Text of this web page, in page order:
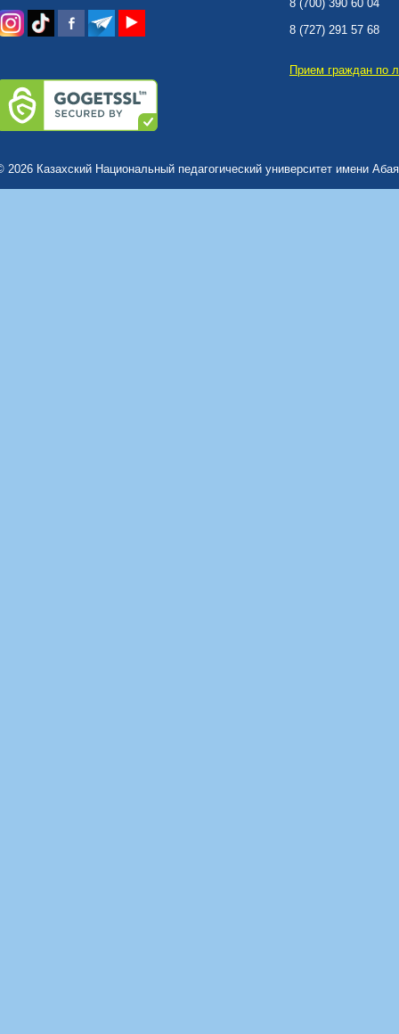
8 (700) 390 60 04
8 (727) 291 57 68
Прием граждан по
2026 Казахский Национальный педагогический университет имени Абая